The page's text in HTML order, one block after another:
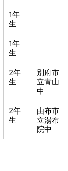
1年
生
1年
生
2年
生
別府市
立青山
中
2年
生
由布市
立湯布
院中